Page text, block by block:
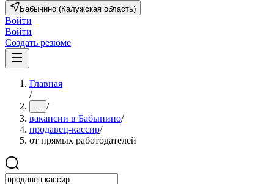
Бабынино (Калужская область)
Войти
Войти
Создать резюме
Главная
/
... /
вакансии в Бабынино/
продавец-кассир/
от прямых работодателей